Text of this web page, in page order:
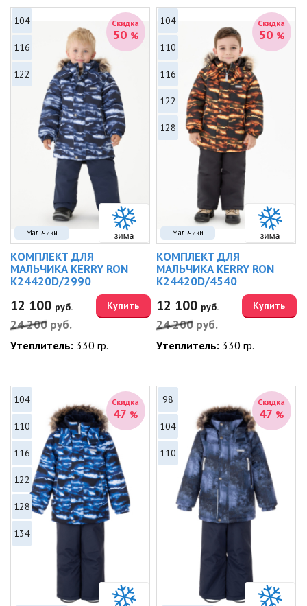
Мальчики
Скидка
50 %
104
116
122
КОМПЛЕКТ ДЛЯ
МАЛЬЧИКА KERRY RON
K24420D/2990
12 100 руб.
24 200 руб.
Купить
Утеплитель: 330 гр.
Мальчики
Скидка
50 %
104
110
116
122
128
КОМПЛЕКТ ДЛЯ
МАЛЬЧИКА KERRY RON
K24420D/4540
12 100 руб.
24 200 руб.
Купить
Утеплитель: 330 гр.
Скидка
47 %
104
110
116
122
128
134
Скидка
47 %
98
104
110